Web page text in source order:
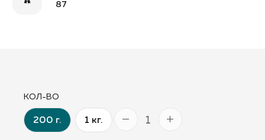
87
КОЛ-ВО
200 г. 1 кг.